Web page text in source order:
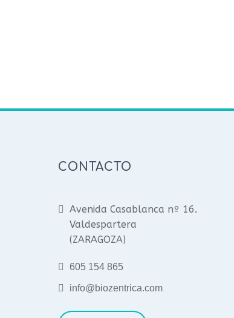
CONTACTO
Avenida Casablanca nº 16.
Valdespartera
(ZARAGOZA)
605 154 865
info@biozentrica.com